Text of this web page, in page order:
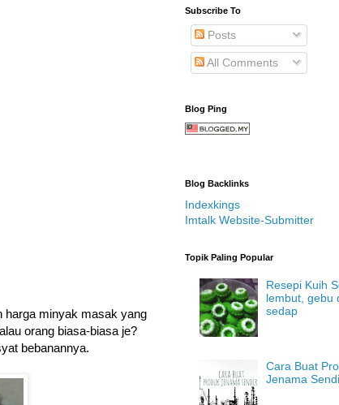
harga minyak masak yang
orang biasa-biasa je?
bebanannya.
Subscribe To
Posts
All Comments
Blog Ping
Blog Backlinks
Indexkings
Imtalk Website-Submitter
Topik Paling Popular
Resepi Kuih
lembut, gebu
sedap
Cara Buat
Jenama